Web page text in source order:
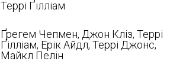
Террі Ґілліам
Ґрегем Чепмен, Джон Кліз, Террі
Ґілліам, Ерік Айдл, Террі Джонс,
Майкл Пелін